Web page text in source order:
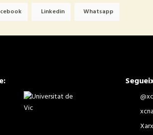
Linkedin Whatsapp